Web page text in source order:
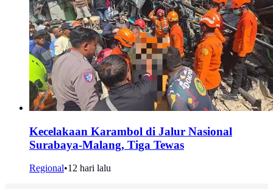
Kecelakaan Karambol di Jalur Nasional
Surabaya-Malang, Tiga Tewas
Regional•12 hari lalu